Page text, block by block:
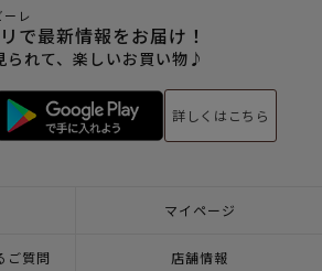
レ
で最新情報をお届け！
られて、楽しいお買い物♪
詳しくはこちら
マイページ
ご質問 店舗情報